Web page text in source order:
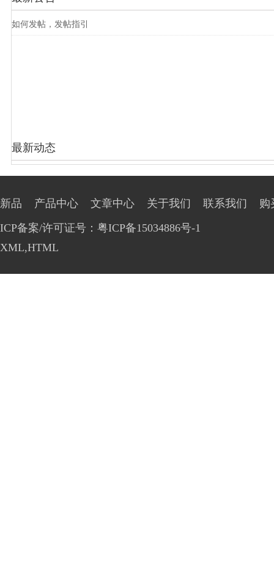
如何发帖，发帖指引
最新动态
新品 产品中心 文章中心 关于我们 联系我们
购
ICP备案/许可证号：粤ICP备15034886号-1
XML,HTML